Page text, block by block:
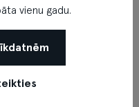
vienu gadu.